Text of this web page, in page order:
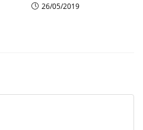
26/05/2019